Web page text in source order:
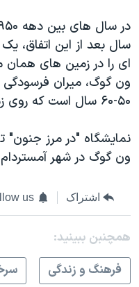
سال بعد از این اتفاق،
ای را در زمین های همان
ون گوگ، میران
۵۰-۶۰ سال است که روی زمین مزرعه بوده است.
نمایشگاه "در مرز جنون"
ون گوگ در شهر آمستردام
اشتراک us
همچنبن ببینید:
فرهنگ و زندگی